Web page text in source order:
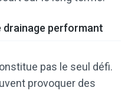
drainage performant
pas le seul défi.
provoquer des